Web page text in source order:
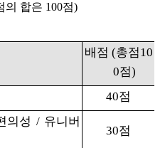
의 합은 100점)
배점 (총점10
0점)
40점
의성 / 유니버
30점